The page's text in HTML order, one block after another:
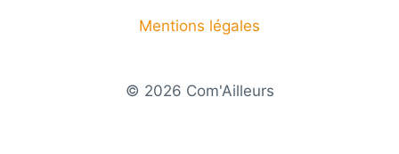
Mentions légales
© 2026 Com'Ailleurs